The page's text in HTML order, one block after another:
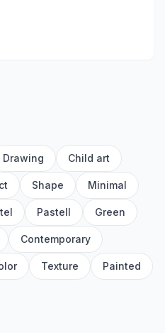
Drawing Child art
Shape Minimal
Pastell Green
Contemporary
Texture Painted